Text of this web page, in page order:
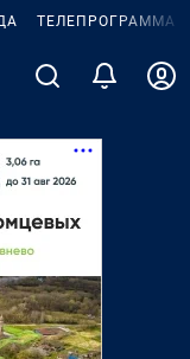
ТЕЛЕПРОГРАММА